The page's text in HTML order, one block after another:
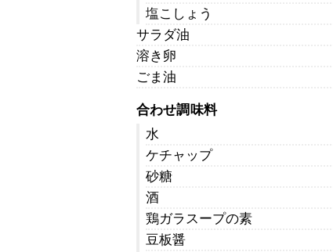
塩こしょう
サラダ油
溶き卵
ごま油
合わせ調味料
水
ケチャップ
砂糖
酒
鶏ガラスープの素
豆板醤